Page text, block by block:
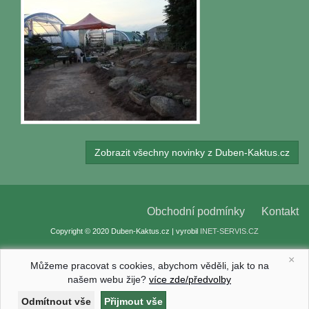
Zobrazit všechny novinky z Duben-Kaktus.cz
Obchodní podmínky Kontakt
Copyright © 2020 Duben-Kaktus.cz | vyrobil INET-SERVIS.CZ
×
Můžeme pracovat s cookies, abychom věděli, jak to na
našem webu žije? více zde/předvolby